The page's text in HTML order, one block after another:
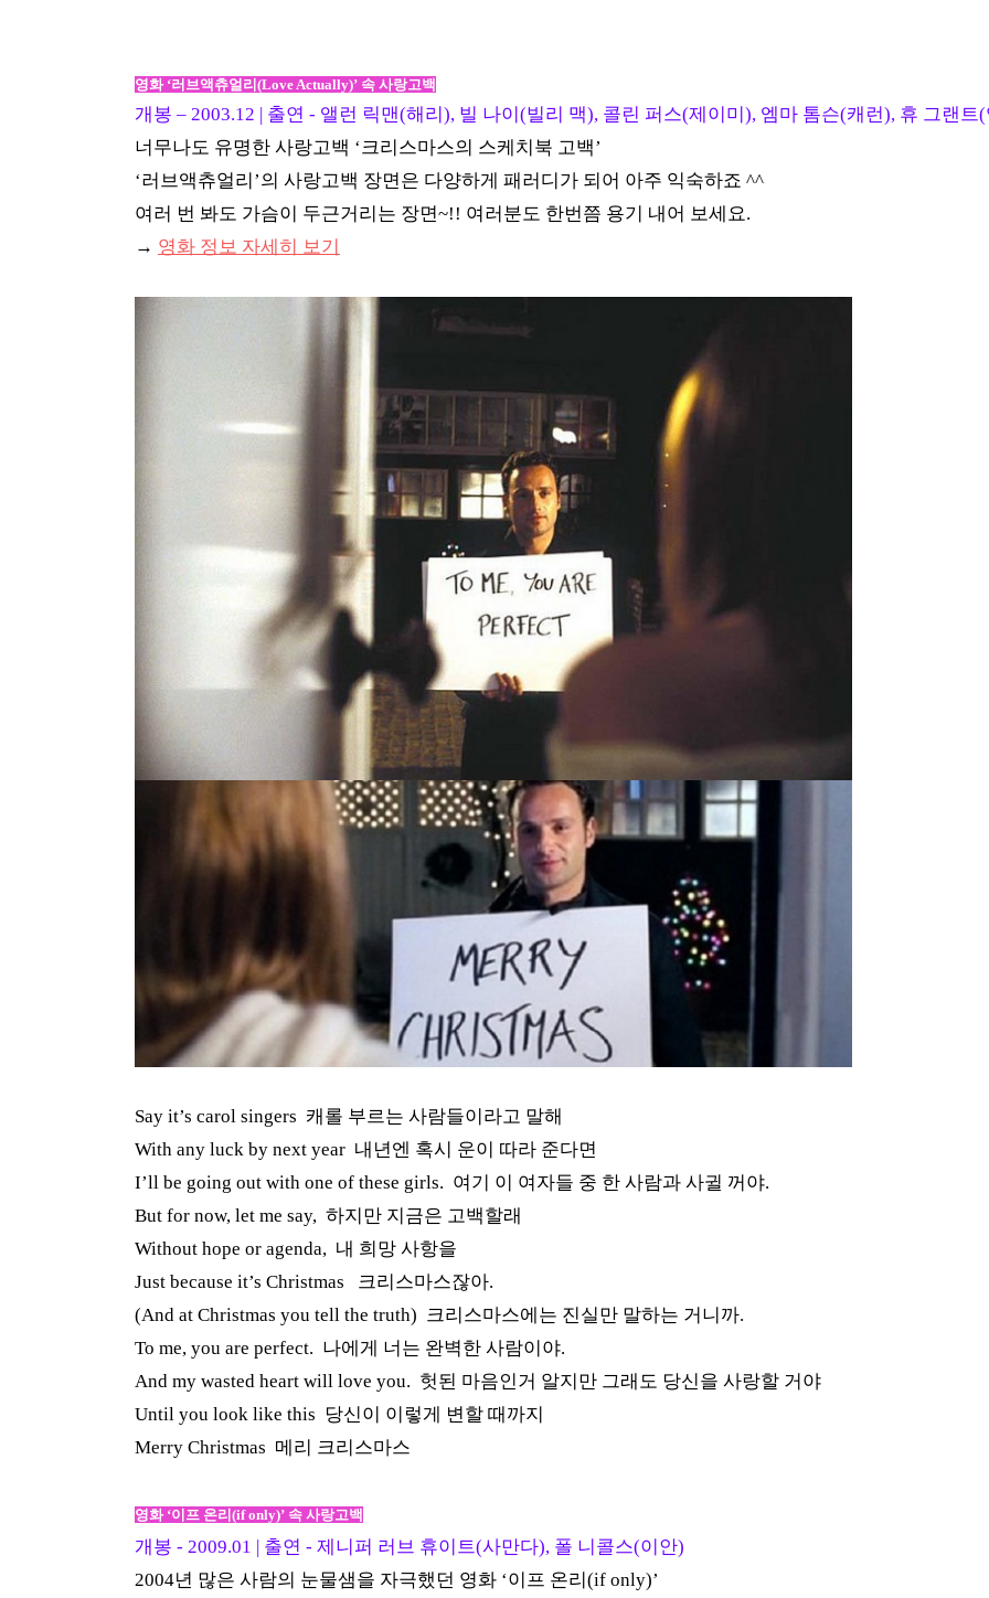
영화 ‘러브액츄얼리(Love Actually)’ 속 사랑고백
개봉 – 2003.12 | 출연 - 앨런 릭맨(해리), 빌 나이(빌리 맥), 콜린 퍼스(제이미), 엠마 톰슨(캐런), 휴 그랜트
너무나도 유명한 사랑고백 ‘크리스마스의 스케치북 고백’
‘러브액츄얼리 ’의 사랑고백 장면은 다양하게 패러디가 되어 아주 익숙하죠 ^^
여러 번 봐도 가슴이 두근거리는 장면~!! 여러분도 한번쯤 용기 내어 보세요.
→ 영화 정보 자세히 보기
Say it’s carol singers 캐롤 부르는 사람들이라고 말해
With any luck by next year 내년엔 혹시 운이 따라 준다면
I’ll be going out with one of these girls. 여기 이 여자들 중 한 사람과 사귈 꺼야.
But for now, let me say, 하지만 지금은 고백할래
Without hope or agenda, 내 희망 사항을
Just because it’s Christmas
크리스마스잖아.
(And at Christmas you tell the truth) 크리스마스에는 진실만 말하는 거니까.
To me, you are perfect. 나에게 너는 완벽한 사람이야.
And my wasted heart will love you. 헛된 마음인거 알지만 그래도 당신을 사랑할 거야
Until you look like this 당신이 이렇게 변할 때까지
Merry Christmas 메리 크리스마스
영화 ‘이프 온리 (if only)’ 속 사랑고백
개봉 - 2009.01 | 출연 - 제니퍼 러브 휴이트(사만다), 폴 니콜스(이안)
2004년 많은 사람의 눈물샘을 자극했던 영화 ‘이프 온리(if only)’